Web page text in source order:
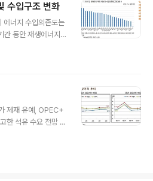
수입구조 변화
너지 수입의존도는
동안 재생에너지
국가의 수입의존도
유 및 석유제품 수
연료 23%를 차지했
1%로 하락했음. ▶
음에도 불구하고,
제재 유예, OPEC+
한 석유 수요 전망 및
휴전 합의를 촉구하